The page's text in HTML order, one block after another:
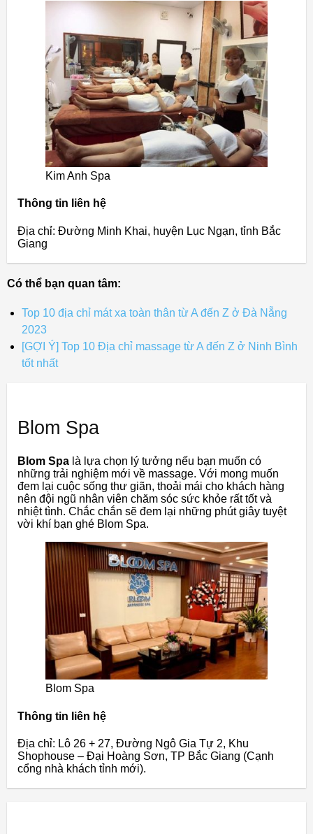
Kim Anh Spa
Thông tin liên hệ
Địa chỉ: Đường Minh Khai, huyện Lục Ngạn, tỉnh Bắc
Giang
Có thể bạn quan tâm:
Top 10 địa chỉ mát xa toàn thân từ A đến Z ở Đà Nẵng
2023
[GỢI Ý] Top 10 Địa chỉ massage từ A đến Z ở Ninh Bình
tốt nhất
Blom Spa
Blom Spa là lựa chọn lý tưởng nếu bạn muốn có
những trải nghiệm mới về massage. Với mong muốn
đem lại cuộc sống thư giãn, thoải mái cho khách hàng
nên đội ngũ nhân viên chăm sóc sức khỏe rất tốt và
nhiệt tình. Chắc chắn sẽ đem lại những phút giây tuyệt
vời khí bạn ghé Blom Spa.
Blom Spa
Thông tin liên hệ
Địa chỉ: Lô 26 + 27, Đường Ngô Gia Tự 2, Khu
Shophouse – Đại Hoàng Sơn, TP Bắc Giang (Cạnh
cổng nhà khách tỉnh mới).